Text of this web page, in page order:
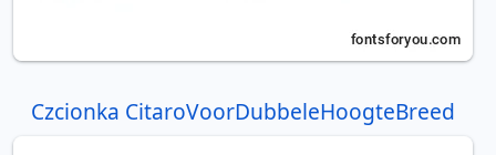
Czcionka CitaroVoorDubbeleHoogteBreed